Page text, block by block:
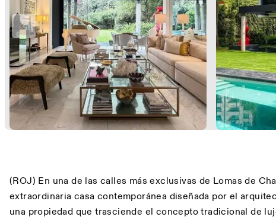
PREVIOUS SLIDE
(ROJ) En una de las calles más exclusivas de Lomas de
extraordinaria casa contemporánea diseñada por el
una propiedad que trasciende el concepto tradicional de